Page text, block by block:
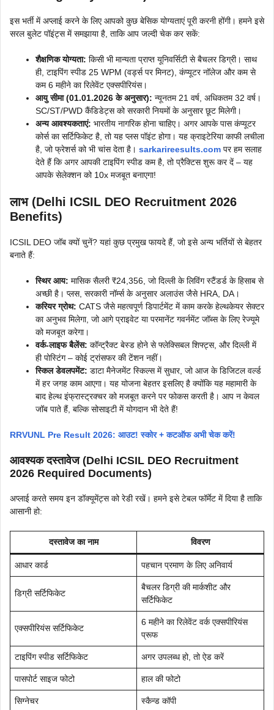
इस भर्ती में अप्लाई करने के लिए आपको कुछ बेसिक योग्यताएं पूरी करनी होंगी। हमने इसे
सरल बुलेट पॉइंट्स में समझाया है, ताकि आप जल्दी चेक कर सकें:
शैक्षणिक योग्यता: किसी भी मान्यता प्राप्त यूनिवर्सिटी से बैचलर डिग्री। साथ
ही, टाइपिंग स्पीड 25 WPM (वर्ड्स पर मिनट), कंप्यूटर नॉलेज और कम से
कम 6 महीने का रिलेवेंट एक्सपीरियंस।
आयु सीमा (01.01.2026 के अनुसार): न्यूनतम 21 वर्ष, अधिकतम 32 वर्ष।
SC/ST/PWD कैंडिडेट्स को सरकारी नियमों के अनुसार छूट मिलेगी।
अन्य आवश्यकताएं: भारतीय नागरिक होना चाहिए। अगर आपके पास कंप्यूटर
कोर्स का सर्टिफिकेट है, तो यह प्लस पॉइंट होगा। यह क्राइटेरिया काफी लचीला
है, जो फ्रेशर्स को भी चांस देता है। sarkarireesults.com पर हम सलाह
देते हैं कि अगर आपकी टाइपिंग स्पीड कम है, तो प्रैक्टिस शुरू कर दें – यह
आपके सेलेक्शन को 10x मजबूत बनाएगा!
लाभ (Delhi ICSIL DEO Recruitment 2026
Benefits)
ICSIL DEO जॉब क्यों चुनें? यहां कुछ प्रमुख फायदे हैं, जो इसे अन्य भर्तियों से बेहतर
बनाते हैं:
स्थिर आय: मासिक सैलरी ₹24,356, जो दिल्ली के लिविंग स्टैंडर्ड के हिसाब से
अच्छी है। प्लस, सरकारी नॉर्म्स के अनुसार अलाउंस जैसे HRA, DA।
करियर ग्रोथ: CATS जैसे महत्वपूर्ण डिपार्टमेंट में काम करके हेल्थकेयर सेक्टर
का अनुभव मिलेगा, जो आगे प्राइवेट या परमानेंट गवर्नमेंट जॉब्स के लिए रेज्यूमे
को मजबूत करेगा।
वर्क-लाइफ बैलेंस: कॉन्ट्रैक्ट बेस्ड होने से फ्लेक्सिबल शिफ्ट्स, और दिल्ली में
ही पोस्टिंग – कोई ट्रांसफर की टेंशन नहीं।
स्किल डेवलपमेंट: डाटा मैनेजमेंट स्किल्स में सुधार, जो आज के डिजिटल वर्ल्ड
में हर जगह काम आएगा। यह योजना बेहतर इसलिए है क्योंकि यह महामारी के
बाद हेल्थ इंफ्रास्ट्रक्चर को मजबूत करने पर फोकस करती है। आप न केवल
जॉब पाते हैं, बल्कि सोसाइटी में योगदान भी देते हैं!
RRVUNL Pre Result 2026: आउट! स्कोर + कटऑफ अभी चेक करें!
आवश्यक दस्तावेज (Delhi ICSIL DEO Recruitment
2026 Required Documents)
अप्लाई करते समय इन डॉक्यूमेंट्स को रेडी रखें। हमने इसे टेबल फॉर्मेट में दिया है ताकि
आसानी हो:
दस्तावेज का नाम विवरण
आधार कार्ड पहचान प्रमाण के लिए अनिवार्य
डिग्री सर्टिफिकेट
बैचलर डिग्री की मार्कशीट और
सर्टिफिकेट
एक्सपीरियंस सर्टिफिकेट
6 महीने का रिलेवेंट वर्क एक्सपीरियंस
प्रूफ
टाइपिंग स्पीड सर्टिफिकेट अगर उपलब्ध हो, तो ऐड करें
पासपोर्ट साइज फोटो हाल की फोटो
सिग्नेचर स्कैन्ड कॉपी